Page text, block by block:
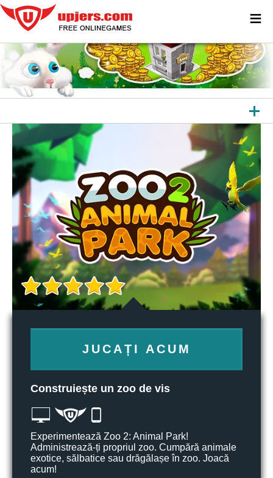
TOATE JOCURILE
JOCURI BROWSER
JOCURI DESCĂRCABILE
APLICAȚII
ALTE PLATFORME
JUCAȚI ACUM
Construiește un zoo de vis
Experimentează Zoo 2: Animal Park!
Administrează-ți propriul zoo. Cumpără animale
exotice, sălbatice sau drăgălașe în zoo. Joacă
acum!
≡